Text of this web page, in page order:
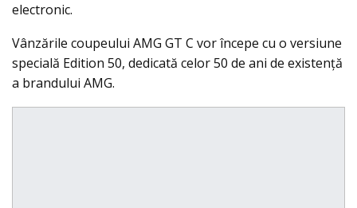
electronic.
Vânzările coupeului AMG GT C vor începe cu o versiune
specială Edition 50, dedicată celor 50 de ani de existenţă
a brandului AMG.